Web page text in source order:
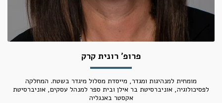
פרופ׳ רונית קרק
מומחית למנהיגות ומגדר, מייסדת מסלול מיגדר בשטח. המחלקה
לפסיכולוגיה, אוניברסיטת בר אילן ובית ספר למנהל עסקים, אוניברסיטת
אקסטר באנגליה